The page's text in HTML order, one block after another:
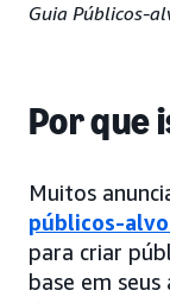
Guia Públicos-
Por que
Muitos
públicos-alvo
para criar
base em